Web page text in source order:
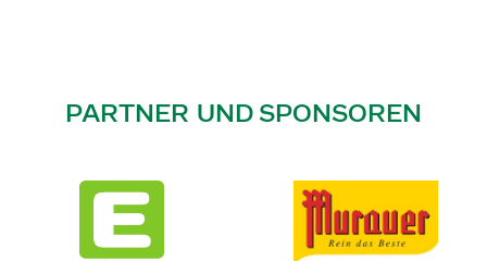
PARTNER UND SPONSOREN